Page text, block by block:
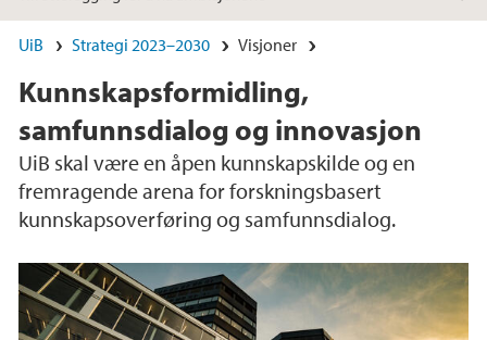
UiB Strategi 2023–2030 Visjoner
Kunnskapsformidling,
samfunnsdialog og innovasjon
UiB skal være en åpen kunnskapskilde og en
fremragende arena for forskningsbasert
kunnskapsoverføring og samfunnsdialog.